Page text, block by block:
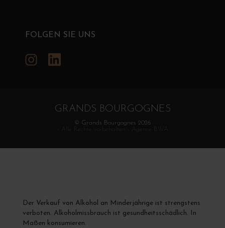
FOLGEN SIE UNS
Instagram
GRANDS BOURGOGNES
© Grands Bourgognes 2026
- Alle Rechte vorbehalten -
Agence BWA
Der Verkauf von Alkohol an Minderjährige ist strengstens
verboten. Alkoholmissbrauch ist gesundheitsschädlich. In
Maßen konsumieren.